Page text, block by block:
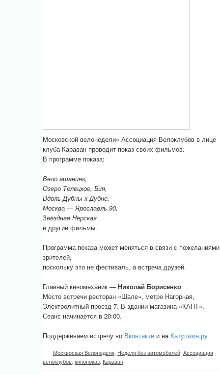
Московской велонедели» Ассоциация Велоклубов в лице
клуба Караван проводит показ своих фильмов.
В программе показа:
Вело ашанинг,
Озеро Телецкое, Бия,
Вдоль Дубны к Дубне,
Москва — Ярославль 90,
Звёздная Нерская
и другие фильмы.
Программа показа может меняться в связи с пожеланиями
зрителей,
поскольку это не фестиваль, а встреча друзей.
Главный киномеханик — Николай Борисенко
Место встречи ресторан «Шале», метро Нагорная,
Электролитный проезд 7. В здании магазина «КАНТ».
Сеанс начинается в 20:00.
Поддерживаем встречу во Вконтакте и на Катушкин.ру
Москвоская Велонеделя Неделя без автомобилей Ассоциация
велоклубов кинопоказ Караван